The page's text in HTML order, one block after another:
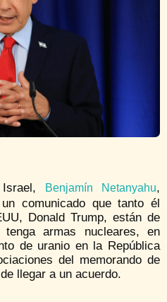
Benjamín Netanyahu,
comunicado que tanto él
Donald Trump, están de
armas nucleares, en
de uranio en la República
del memorando de
llegar a un acuerdo.